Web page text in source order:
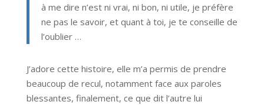
à me dire n’est ni vrai, ni bon, ni utile, je préfère
ne pas le savoir, et quant à toi, je te conseille de
l’oublier …
J’adore cette histoire, elle m’a permis de prendre
beaucoup de recul, notamment face aux paroles
blessantes, finalement, ce que dit l’autre lui